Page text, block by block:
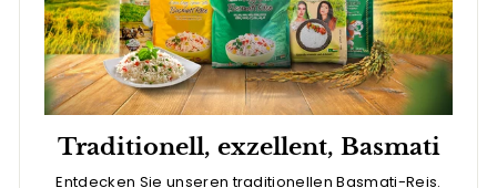
Traditionell, exzellent, Basmati
Entdecken Sie unseren traditionellen Basmati-Reis.